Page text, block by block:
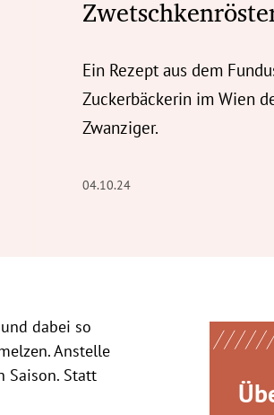
Ein Rezept aus dem
Zuckerbäckerin im Wien
Zwanziger.
04.10.24
dabei so
Anstelle
Saison. Statt